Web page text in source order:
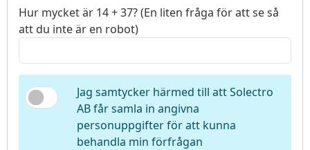
Hur mycket är 14 + 37? (En liten fråga för att se så
att du inte är en robot)
Jag samtycker härmed till att Solectro
AB får samla in angivna
personuppgifter för att kunna
behandla min förfrågan